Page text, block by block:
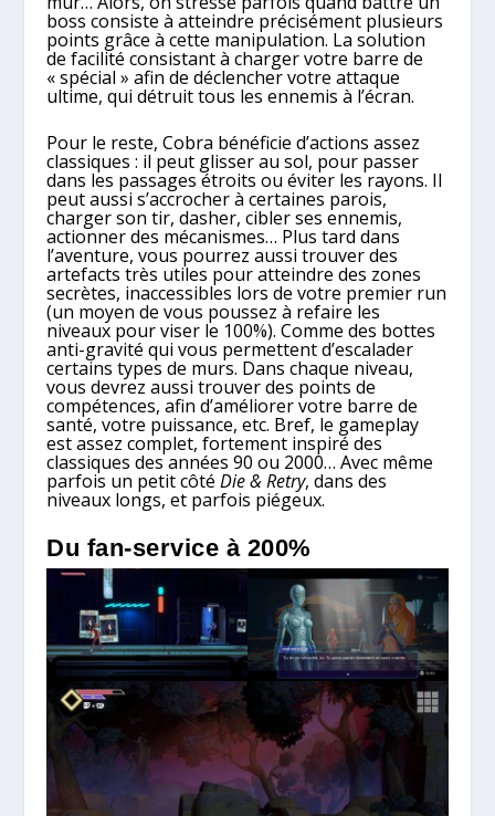
boss consiste à atteindre précisément plusieurs
points grâce à cette manipulation. La solution
de facilité consistant à charger votre barre de
« spécial » afin de déclencher votre attaque
ultime, qui détruit tous les ennemis à l’écran.
Pour le reste, Cobra bénéficie d’actions assez
classiques : il peut glisser au sol, pour passer
dans les passages étroits ou éviter les rayons. Il
peut aussi s’accrocher à certaines parois,
charger son tir, dasher, cibler ses ennemis,
actionner des mécanismes… Plus tard dans
l’aventure, vous pourrez aussi trouver des
artefacts très utiles pour atteindre des zones
secrètes, inaccessibles lors de votre premier run
(un moyen de vous poussez à refaire les
niveaux pour viser le 100%). Comme des bottes
anti-gravité qui vous permettent d’escalader
certains types de murs. Dans chaque niveau,
vous devrez aussi trouver des points de
compétences, afin d’améliorer votre barre de
santé, votre puissance, etc. Bref, le gameplay
est assez complet, fortement inspiré des
classiques des années 90 ou 2000… Avec même
parfois un petit côtéDie & Retry, dans des
niveaux longs, et parfois piégeux.
Du fan-service à 200%